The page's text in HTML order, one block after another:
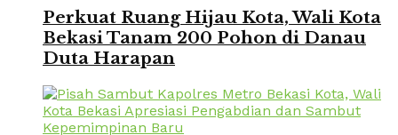
Perkuat Ruang Hijau Kota, Wali Kota
Bekasi Tanam 200 Pohon di Danau
Duta Harapan